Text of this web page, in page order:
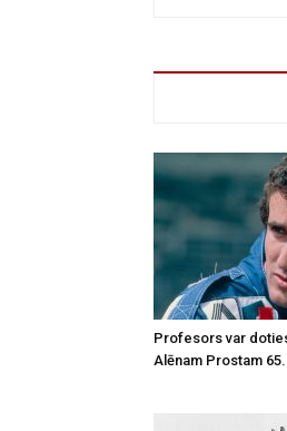
Profesors var
Alēnam Prostam 65.